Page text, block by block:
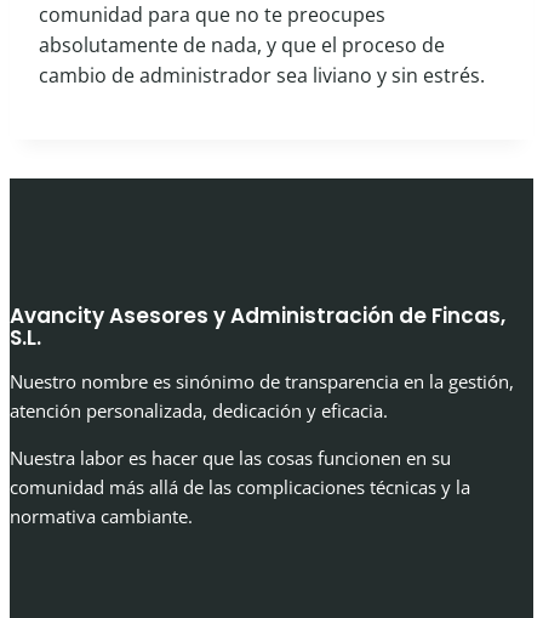
comunidad para que no te preocupes
absolutamente de nada, y que el proceso de
cambio de administrador sea liviano y sin estrés.
Avancity Asesores y Administración de Fincas,
S.L.
Nuestro nombre es sinónimo de transparencia en la gestión,
atención personalizada, dedicación y eficacia.
Nuestra labor es hacer que las cosas funcionen en su
comunidad más allá de las complicaciones técnicas y la
normativa cambiante.